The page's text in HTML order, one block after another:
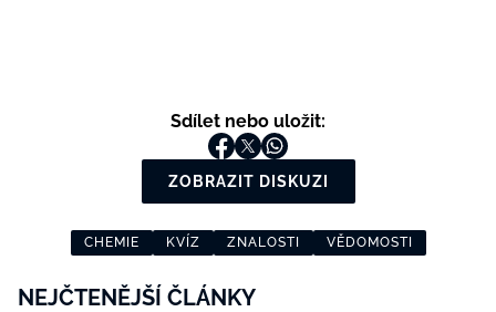
Sdílet nebo uložit:
ZOBRAZIT DISKUZI
CHEMIE KVÍZ ZNALOSTI VĚDOMOSTI
NEJČTENĚJŠÍ ČLÁNKY